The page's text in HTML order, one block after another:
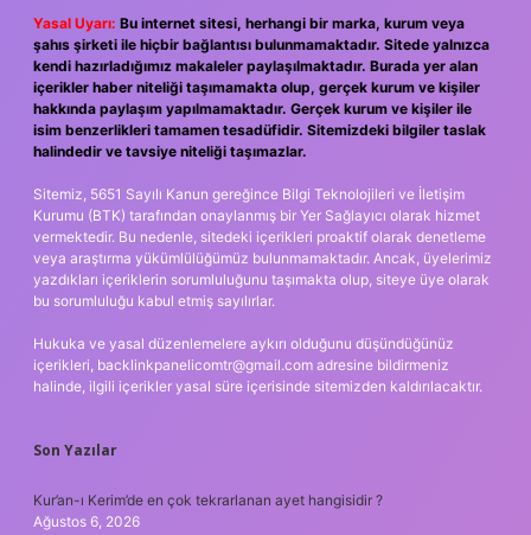
Yasal Uyarı: Bu internet sitesi, herhangi bir marka, kurum veya
şahıs şirketi ile hiçbir bağlantısı bulunmamaktadır. Sitede yalnızca
kendi hazırladığımız makaleler paylaşılmaktadır. Burada yer alan
içerikler haber niteliği taşımamakta olup, gerçek kurum ve kişiler
hakkında paylaşım yapılmamaktadır. Gerçek kurum ve kişiler ile
isim benzerlikleri tamamen tesadüfidir. Sitemizdeki bilgiler taslak
halindedir ve tavsiye niteliği taşımazlar.
Sitemiz, 5651 Sayılı Kanun gereğince Bilgi Teknolojileri ve İletişim
Kurumu (BTK) tarafından onaylanmış bir Yer Sağlayıcı olarak hizmet
vermektedir. Bu nedenle, sitedeki içerikleri proaktif olarak denetleme
veya araştırma yükümlülüğümüz bulunmamaktadır. Ancak, üyelerimiz
yazdıkları içeriklerin sorumluluğunu taşımakta olup, siteye üye olarak
bu sorumluluğu kabul etmiş sayılırlar.
Hukuka ve yasal düzenlemelere aykırı olduğunu düşündüğünüz
içerikleri, backlinkpanelicomtr@gmail.com adresine bildirmeniz
halinde, ilgili içerikler yasal süre içerisinde sitemizden kaldırılacaktır.
Son Yazılar
Kur’an-ı Kerim’de en çok tekrarlanan ayet hangisidir ?
Ağustos 6, 2026